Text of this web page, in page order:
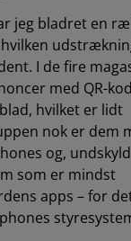
jeg bladret en
I de fire
med QR-
hvilket er lidt
nok er dem
og,
som er mindst
apps – for